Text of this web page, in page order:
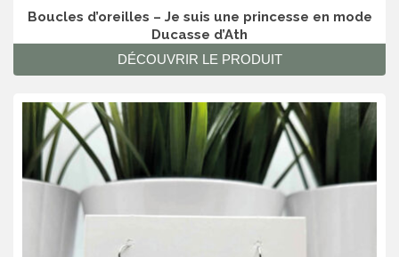
Boucles d’oreilles – Je suis une princesse en mode
Ducasse d’Ath
DÉCOUVRIR LE PRODUIT